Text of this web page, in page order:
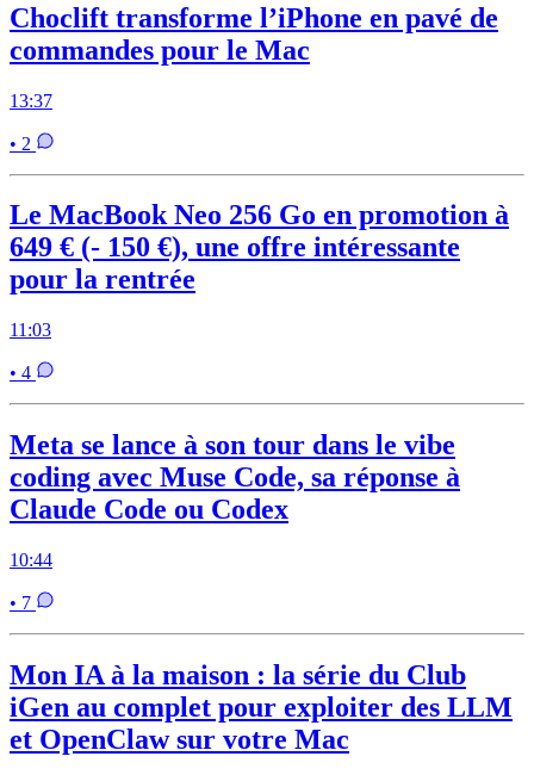
Choclift transforme l’iPhone en pavé de
commandes pour le Mac
13:37
• 2
Le MacBook Neo 256 Go en promotion à
649 € (- 150 €), une offre intéressante
pour la rentrée
11:03
• 4
Meta se lance à son tour dans le vibe
coding avec Muse Code, sa réponse à
Claude Code ou Codex
10:44
• 7
Mon IA à la maison : la série du Club
iGen au complet pour exploiter des LLM
et OpenClaw sur votre Mac